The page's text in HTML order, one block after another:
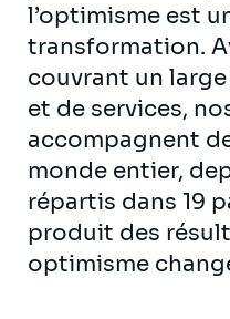
l’optimisme est
transformation.
couvrant un
et de services,
accompagnent
monde entier,
répartis dans 19
produit des
optimisme